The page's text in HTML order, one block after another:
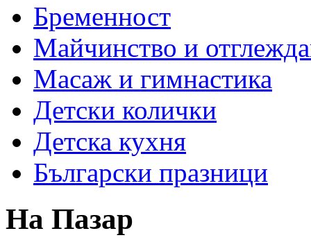
Бременност
Майчинство и
Масаж и гимнастика
Детски колички
Детска кухня
Български празници
На Пазар